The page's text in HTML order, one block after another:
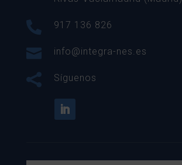
 917 136 826
 info@integra-nes.es
 Síguenos